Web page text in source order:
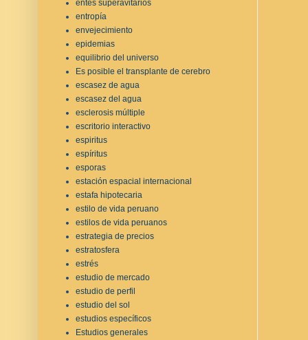
entes superavitarios
entropía
envejecimiento
epidemias
equilibrio del universo
Es posible el transplante de cerebro
escasez de agua
escasez del agua
esclerosis múltiple
escritorio interactivo
espiritus
espíritus
esporas
estación espacial internacional
estafa hipotecaria
estilo de vida peruano
estilos de vida peruanos
estrategia de precios
estratosfera
estrés
estudio de mercado
estudio de perfil
estudio del sol
estudios específicos
Estudios generales